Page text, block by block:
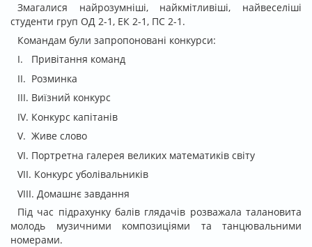
Змагалися найрозумніші, найкмітливіші, найвеселіші
студенти груп ОД 2-1, ЕК 2-1, ПС 2-1.
Командам були запропоновані конкурси:
І. Привітання команд
ІІ. Розминка
III. Виїзний конкурс
IV. Конкурс капітанів
V. Живе слово
VI. Портретна галерея великих математиків світу
VII. Конкурс уболівальників
VIII. Домашнє завдання
Під час підрахунку балів глядачів розважала талановита
молодь музичними композиціями та танцювальними
номерами.